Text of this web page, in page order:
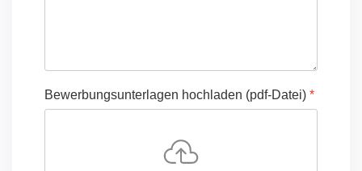
Bewerbungsunterlagen hochladen (pdf-Datei) *